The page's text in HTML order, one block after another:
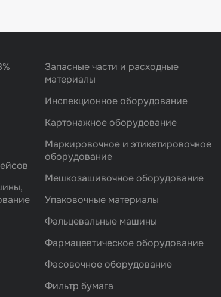
Запасные части и расходные
материалы
Инспекционное оборудование
Картонажное оборудование
Маркировочное и этикетировочное
оборудование
Мешкозашивочное оборудование
Упаковочные материалы
Фальцевальные машины
Фармацевтическое оборудование
Фасовочноe оборудование
Фильтр бумага